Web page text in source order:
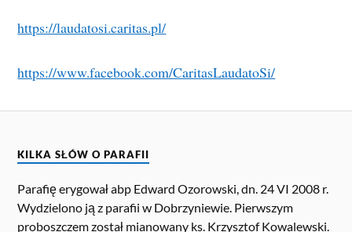
https://laudatosi.caritas.pl/
https://www.facebook.com/CaritasLaudatoSi/
KILKA SŁÓW O PARAFII
Parafię erygował abp Edward Ozorowski, dn. 24 VI 2008 r.
Wydzielono ją z parafii w Dobrzyniewie. Pierwszym
proboszczem został mianowany ks. Krzysztof Kowalewski.